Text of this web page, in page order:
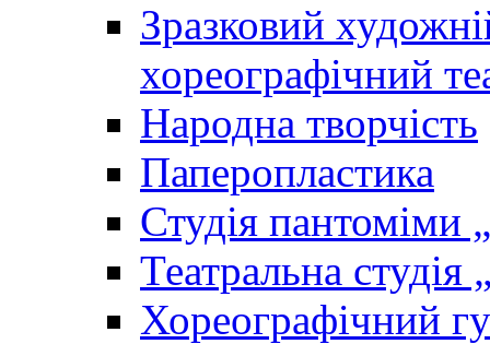
Зразковий
хореографічний
Народна творчість
Паперопластика
Студія пантоміми
Театральна студія
Хореографічний